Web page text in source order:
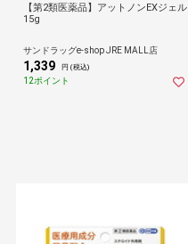
【第2類医薬品】アットノンEXジェル
15g
サンドラッグe-shop JRE MALL店
1,339 円 (税込)
12ポイント